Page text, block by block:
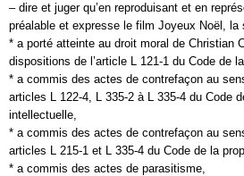
– dire et juger qu’en reproduisant et en
préalable et expresse le film Joyeux Noël, la
* a porté atteinte au droit moral de Christian
dispositions de l’article L 121-1 du Code de
* a commis des actes de contrefaçon au
articles L 122-4, L 335-2 à L 335-4 du Code
intellectuelle,
* a commis des actes de contrefaçon au
articles L 215-1 et L 335-4 du Code de la
* a commis des actes de parasitisme,